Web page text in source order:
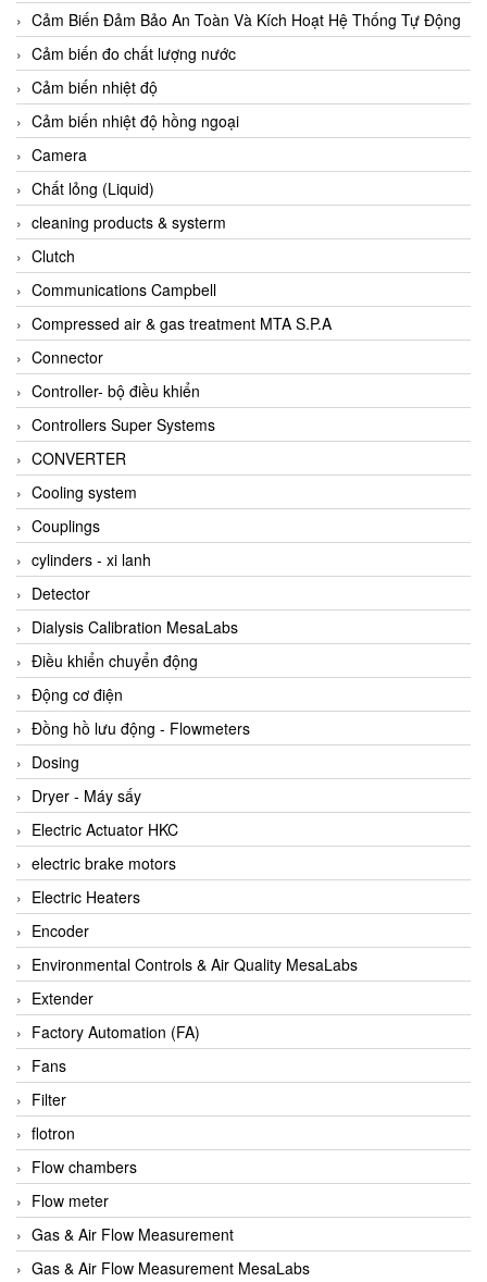
AINUO Vietnam
AIR MAJOR
Aira Euro Automation
Airtac Vietnam
Airtec Vietnam
AI-Tek Vietnam
Akerstroms Viet Nam
AKO Armaturen & Separationstechnik
AKO Armaturen & Separationstechnik Vietnam
AKUSENSE
ALA OFFICINE SPA
Albrecht-Automatik Viet Nam
Allen Bradley Vietnam
Alpha Moisture Vietnam
Alpha-Achem Vietnam
Alphino
ALRE-IT Vietnam
Altech
Amarillo Gear
Ametek
AMPTRON Vietnam
AND Vietnam
ANDERSON-NEGELE
ANDILOG Technologies Vietnam
Anritsu
ANTEC S.A
Antico pumps
Anybus/ HMS
AOBEN
Apex Dynamics Vietnam
Apex Dynamics Vietnam
Apiste
APLISENS VietNam
Apollo Fire
Appleton
AQ Matic
Aqualabo Vietnam
Aquametro
Cảm Biến Đảm Bảo An Toàn Và Kích Hoạt Hệ Thống Tự Động
Cảm biến đo chất lượng nước
Cảm biến nhiệt độ
Cảm biến nhiệt độ hồng ngoại
Camera
Chất lỏng (Liquid)
cleaning products & systerm
Clutch
Communications Campbell
Compressed air & gas treatment MTA S.P.A
Connector
Controller- bộ điều khiển
Controllers Super Systems
CONVERTER
Cooling system
Couplings
cylinders - xi lanh
Detector
Dialysis Calibration MesaLabs
Điều khiển chuyển động
Động cơ điện
Đồng hồ lưu động - Flowmeters
Dosing
Dryer - Máy sấy
Electric Actuator HKC
electric brake motors
Electric Heaters
Encoder
Environmental Controls & Air Quality MesaLabs
Extender
Factory Automation (FA)
Fans
Filter
flotron
Flow chambers
Flow meter
Gas & Air Flow Measurement
Gas & Air Flow Measurement MesaLabs